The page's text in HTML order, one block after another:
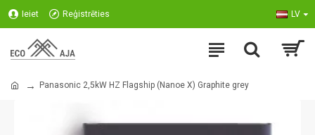
Ieiet Reģistrēties LV
Panasonic 2,5kW HZ Flagship (Nanoe X) Graphite grey